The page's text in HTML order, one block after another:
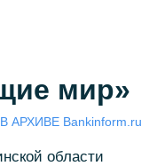
мир»
АРХИВЕ Bankinform.ru
области